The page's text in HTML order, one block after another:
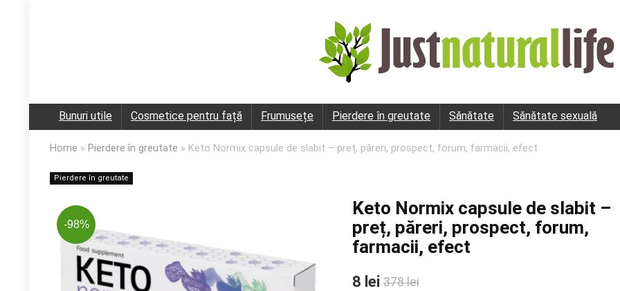
Bunuri utile Cosmetice pentru față Frumusețe Pierdere în greutate Sănătate Sănătate sexuală
Home » Pierdere în greutate » Keto Normix capsule de slabit – preț, păreri, prospect, forum, farmacii, efect
Pierdere în greutate
-98%
Keto Normix capsule de slabit –
preț, păreri, prospect, forum,
farmacii, efect
8 lei 378 lei